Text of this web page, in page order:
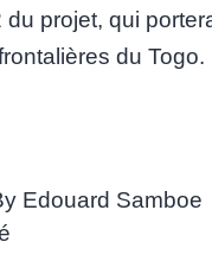
du projet, qui
du Togo.
Edouard Samboe